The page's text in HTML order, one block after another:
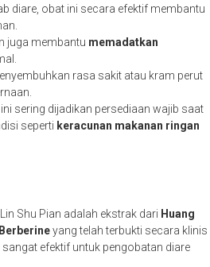
diare, obat ini secara efektif membantu
juga membantu memadatkan
rasa sakit atau kram perut
sering dijadikan persediaan wajib saat
seperti keracunan makanan ringan
Shu Pian adalah ekstrak dari Huang
Berberineyang telah terbukti secara klinis
efektif untuk pengobatan diare